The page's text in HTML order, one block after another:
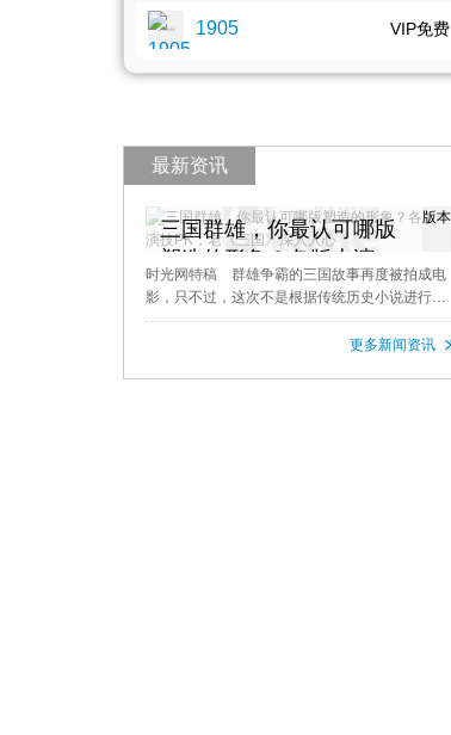
VIP免费
1905
最新资讯
三国群雄，你最认可哪版
塑造的形象？各版本演技
PK，老《三国》深入人心
时光网特稿 群雄争霸的三国故事再度被拍成电
影，只不过，这次不是根据传统历史小说进行改
编，而是以游戏迷心中的割草爽游为蓝本的“魔
改”之作—— 《真·三国无双》。 放眼这版阵
更多新闻资讯